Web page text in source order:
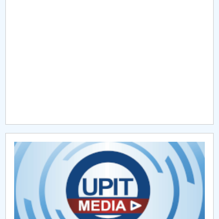
CAR2026
MENIU CANTINA
Hotarari Senat din 30 octombrie 2017
Hotarari Senat 13 iulie 2017